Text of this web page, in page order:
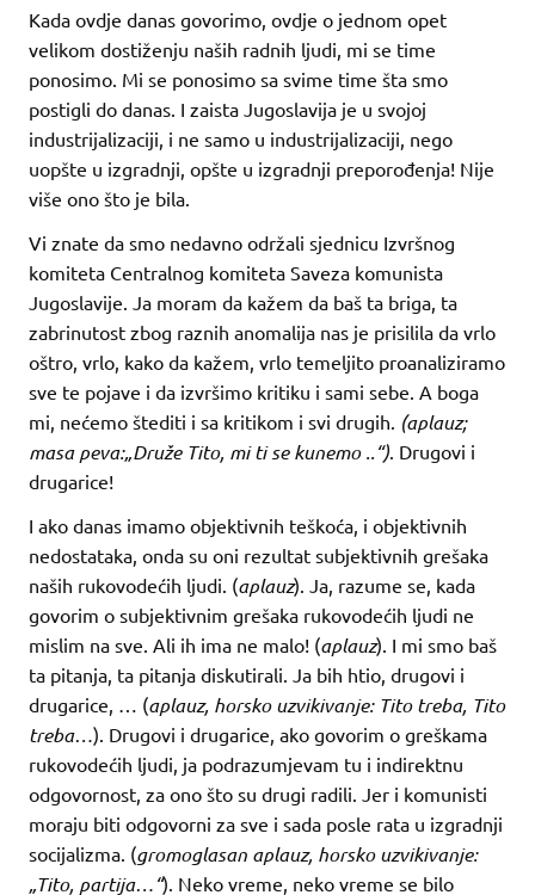
Kada ovdje danas govorimo, ovdje o jednom opet
velikom dostiženju naših radnih ljudi, mi se time
ponosimo. Mi se ponosimo sa svime time šta smo
postigli do danas. I zaista Jugoslavija je u svojoj
industrijalizaciji, i ne samo u industrijalizaciji, nego
uopšte u izgradnji, opšte u izgradnji preporođenja! Nije
više ono što je bila.
Vi znate da smo nedavno održali sjednicu Izvršnog
komiteta Centralnog komiteta Saveza komunista
Jugoslavije. Ja moram da kažem da baš ta briga, ta
zabrinutost zbog raznih anomalija nas je prisilila da vrlo
oštro, vrlo, kako da kažem, vrlo temeljito proanaliziramo
sve te pojave i da izvršimo kritiku i sami sebe. A boga
mi, nećemo štediti i sa kritikom i svi drugih. (aplauz;
masa peva:„Druže Tito, mi ti se kunemo ..“) . Drugovi i
drugarice!
I ako danas imamo objektivnih teškoća, i objektivnih
nedostataka, onda su oni rezultat subjektivnih grešaka
naših rukovodećih ljudi. (aplauz). Ja, razume se, kada
govorim o subjektivnim grešaka rukovodećih ljudi ne
mislim na sve. Ali ih ima ne malo! (aplauz). I mi smo baš
ta pitanja, ta pitanja diskutirali. Ja bih htio, drugovi i
drugarice, … (aplauz, horsko uzvikivanje: Tito treba, Tito
treba…). Drugovi i drugarice, ako govorim o greškama
rukovodećih ljudi, ja podrazumjevam tu i indirektnu
odgovornost, za ono što su drugi radili. Jer i komunisti
moraju biti odgovorni za sve i sada posle rata u izgradnji
socijalizma. (gromoglasan aplauz, horsko uzvikivanje:
„Tito, partija…“). Neko vreme, neko vreme se bilo